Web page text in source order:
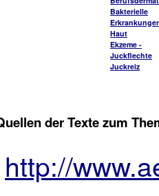
Bakterielle
Haut
Ekzeme -
Juckflechte
Juckreiz
der Texte zum
http://